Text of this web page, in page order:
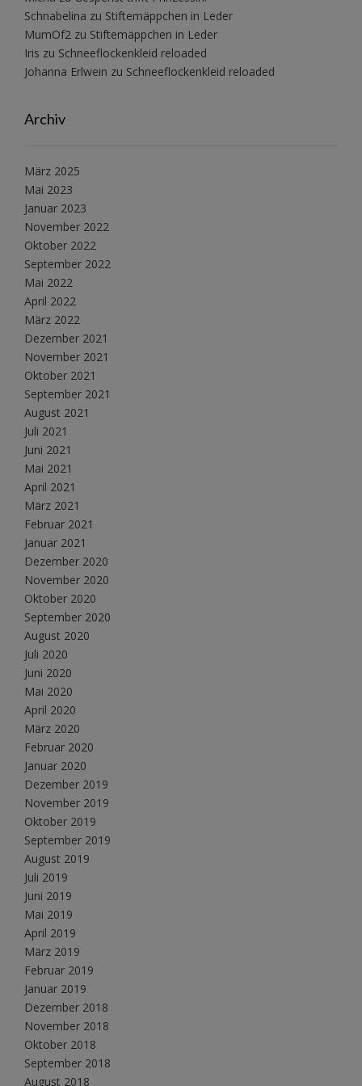
Schnabelina zu Stiftemäppchen in Leder
MumOf2 zu Stiftemäppchen in Leder
Iris zu Schneeflockenkleid reloaded
Johanna Erlwein zu Schneeflockenkleid reloaded
Archiv
März 2025
Mai 2023
Januar 2023
November 2022
Oktober 2022
September 2022
Mai 2022
April 2022
März 2022
Dezember 2021
November 2021
Oktober 2021
September 2021
August 2021
Juli 2021
Juni 2021
Mai 2021
April 2021
März 2021
Februar 2021
Januar 2021
Dezember 2020
November 2020
Oktober 2020
September 2020
August 2020
Juli 2020
Juni 2020
Mai 2020
April 2020
März 2020
Februar 2020
Januar 2020
Dezember 2019
November 2019
Oktober 2019
September 2019
August 2019
Juli 2019
Juni 2019
Mai 2019
April 2019
März 2019
Februar 2019
Januar 2019
Dezember 2018
November 2018
Oktober 2018
September 2018
August 2018